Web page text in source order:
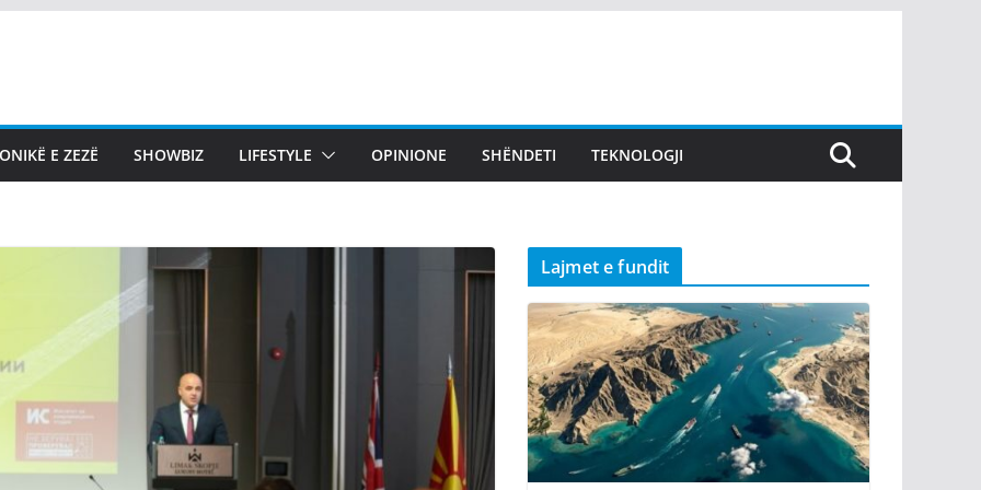
E ZEZË SHOWBIZ LIFESTYLE OPINIONE SHËNDETI TEKNOLOGJI
Lajmet e fundit